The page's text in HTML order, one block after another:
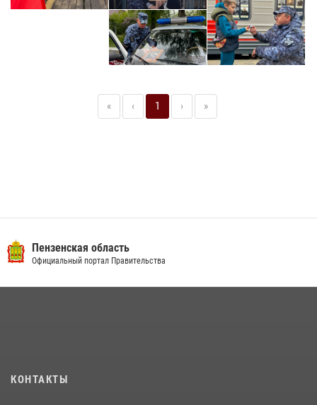
« ‹ 1 › »
Пензенская область
Официальный портал Правительства
КОНТАКТЫ